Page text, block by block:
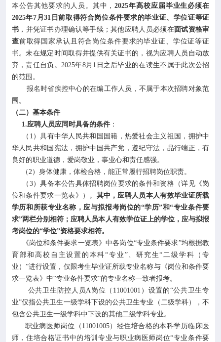
本公告其他要求的人员。其中，2025年高校应届毕业生必须在
2025年7月31日前取得符合岗位条件要求的毕业证、学位证等证
书 ，并凭证书办理确认等手续；其他应聘人员必须在面试资格审
查前取得国家承认且符合岗位条件要求的毕业证、学位证等证
书。未在规定时间取得并提供有关证书的，视为应聘人员自动放
弃，责任自负。2025年8月1日之后毕业的在读生不属于此次公招
的范围。
报名时省疾控中心的在编工作人员，不属于本次招聘对象范
围。
（二）基本条件
1.应聘人员应同时具备的条件：
（1）具有中华人民共和国国籍，热爱社会主义祖国，拥护中
华人民共和国宪法，拥护中国共产党，遵纪守法，品行端正，有
良好的职业道德，爱岗敬业，事业心和责任感强。
（2）身体健康，体检合格，能正常履行招聘岗位职责。
（3）具备本公告具体招聘岗位要求的条件和资格（详见《岗
位和条件要求一览表》）。 其中，应聘人员本人有效毕业证所载
学历和所获专业名称，应与拟报考岗位的“学历”和“专业条件要
求”两栏分别相符；应聘人员本人有效学位证上的学位，应与拟报
考岗位的“学位”资格要求相符。
《岗位和条件要求一览表》中各岗位“专业条件要求”均根据教
育部和高校自主设置的本科“专业”、研究生“二级学科（专
业）”进行设置，仅限考生毕业证所载专业名称与《岗位和条件要
求一览表》中“专业条件要求”的专业名称一致者报考。
公共卫生防控人员A岗位（11001001）设置的“公共卫生专
业”仅指公共卫生一级学科下设的公共卫生专业（二级学科），不
包含公共卫生一级学科中下设的其他二级学科专业。
职业病医师岗位（11001005）经住培合格的本科学历临床医
师，住培合格证书中的培训专业与职业病医师岗位“专业条件要